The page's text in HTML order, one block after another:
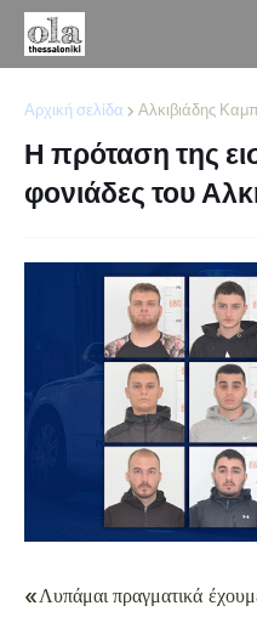
Αρχική σελίδα Αλκιβιάδης
Η πρόταση της
φονιάδες του
«Λυπάμαι πραγματικά